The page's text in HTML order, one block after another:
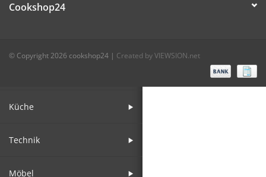
Tafeln
Küche
Technik
Möbel
Cookshop24
© Copyright 2026 cookshop24 | Created by VIEWSION.net